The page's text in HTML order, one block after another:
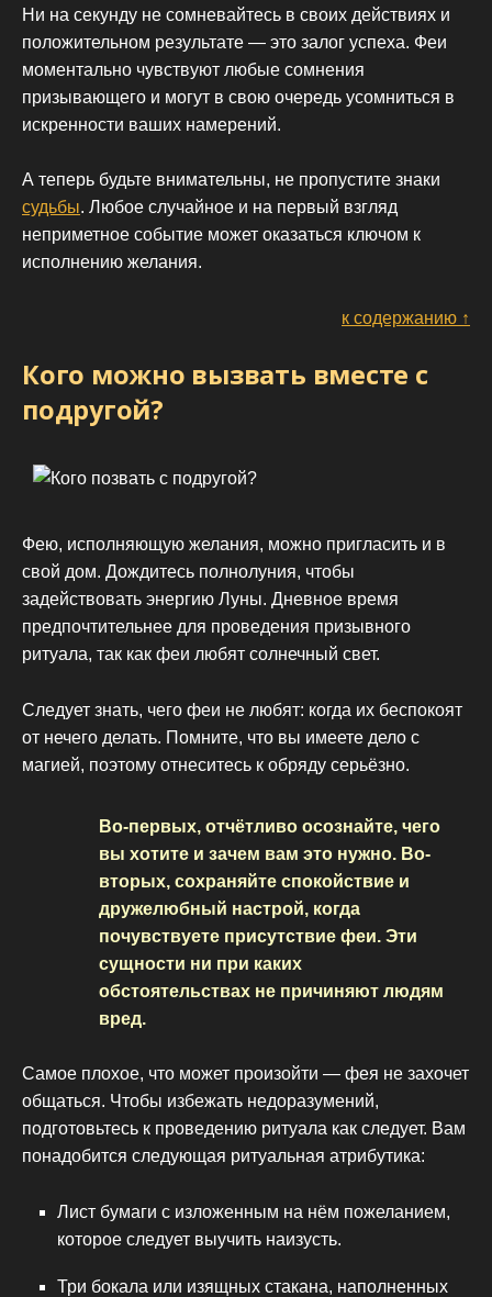
Ни на секунду не сомневайтесь в своих действиях и
положительном результате — это залог успеха. Феи
моментально чувствуют любые сомнения
призывающего и могут в свою очередь усомниться в
искренности ваших намерений.
А теперь будьте внимательны, не пропустите знаки
судьбы. Любое случайное и на первый взгляд
неприметное событие может оказаться ключом к
исполнению желания.
к содержанию ↑
Кого можно вызвать вместе с
подругой?
Фею, исполняющую желания, можно пригласить и в
свой дом. Дождитесь полнолуния, чтобы
задействовать энергию Луны. Дневное время
предпочтительнее для проведения призывного
ритуала, так как феи любят солнечный свет.
Следует знать, чего феи не любят: когда их беспокоят
от нечего делать. Помните, что вы имеете дело с
магией, поэтому отнеситесь к обряду серьёзно.
Во-первых, отчётливо осознайте, чего
вы хотите и зачем вам это нужно. Во-
вторых, сохраняйте спокойствие и
дружелюбный настрой, когда
почувствуете присутствие феи. Эти
сущности ни при каких
обстоятельствах не причиняют людям
вред.
Самое плохое, что может произойти — фея не захочет
общаться. Чтобы избежать недоразумений,
подготовьтесь к проведению ритуала как следует. Вам
понадобится следующая ритуальная атрибутика:
Лист бумаги с изложенным на нём пожеланием,
которое следует выучить наизусть.
Три бокала или изящных стакана, наполненных